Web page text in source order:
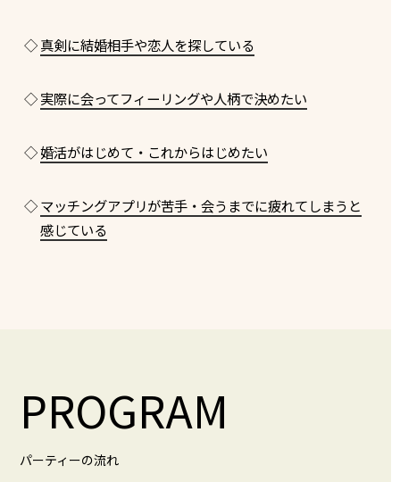
◇真剣に結婚相手や恋人を探している
◇実際に会ってフィーリングや人柄で決めたい
◇婚活がはじめて・これからはじめたい
◇マッチングアプリが苦手・会うまでに疲れてしまうと
感じている
PROGRAM
パーティーの流れ